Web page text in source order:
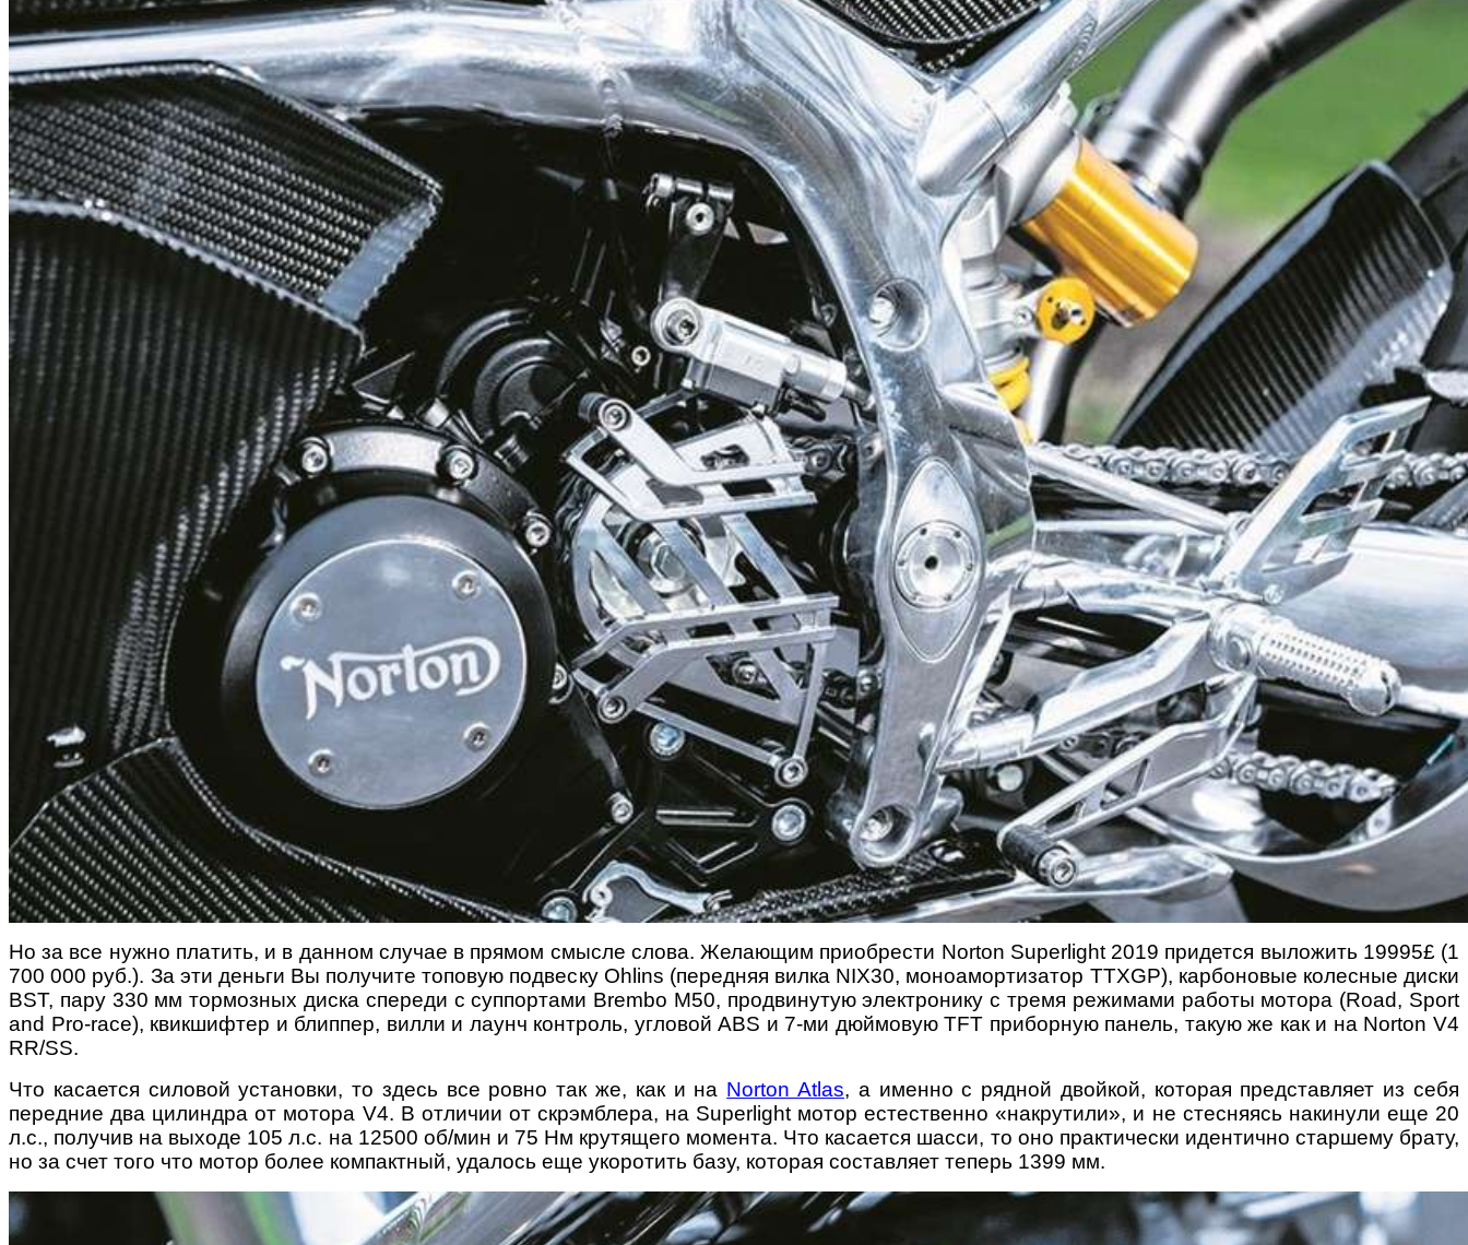
Но за все нужно платить, и в данном случае в прямом смысле слова. Желающим приобрести Norton Superlight 2019 придется выложить 19995£ (1
700 000 руб.). За эти деньги Вы получите топовую подвеску Ohlins (передняя вилка NIX30, моноамортизатор TTXGP), карбоновые колесные диски
BST, пару 330 мм тормозных диска спереди с суппортами Brembo M50, продвинутую электронику с тремя режимами работы мотора (Road, Sport
and Pro-race), квикшифтер и блиппер, вилли и лаунч контроль, угловой ABS и 7-ми дюймовую TFT приборную панель, такую же как и на Norton V4
RR/SS.
Что касается силовой установки, то здесь все ровно так же, как и на Norton Atlas, а именно с рядной двойкой, которая представляет из себя
передние два цилиндра от мотора V4. В отличии от скрэмблера, на Superlight мотор естественно «накрутили», и не стесняясь накинули еще 20
л.с., получив на выходе 105 л.с. на 12500 об/мин и 75 Нм крутящего момента. Что касается шасси, то оно практически идентично старшему брату,
но за счет того что мотор более компактный, удалось еще укоротить базу, которая составляет теперь 1399 мм.